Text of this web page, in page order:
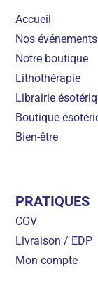
Accueil
Nos événements
Notre boutique
Lithothérapie
Librairie
Boutique
Bien-être
PRATIQUES
CGV
Livraison / EDP
Mon compte